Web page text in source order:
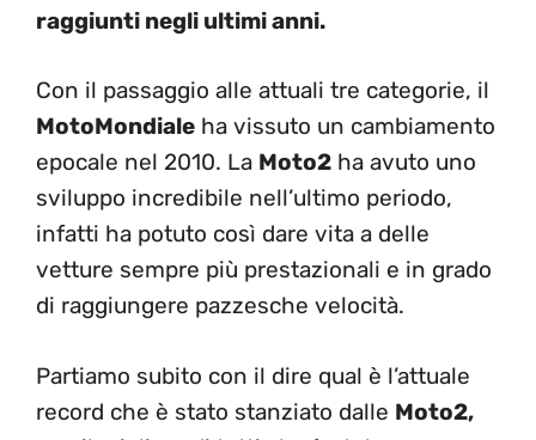
raggiunti negli ultimi anni.
Con il passaggio alle attuali tre categorie, il
MotoMondiale ha vissuto un cambiamento
epocale nel 2010. La Moto2 ha avuto uno
sviluppo incredibile nell’ultimo periodo,
infatti ha potuto così dare vita a delle
vetture sempre più prestazionali e in grado
di raggiungere pazzesche velocità.
Partiamo subito con il dire qual è l’attuale
record che è stato stanziato dalle Moto2,